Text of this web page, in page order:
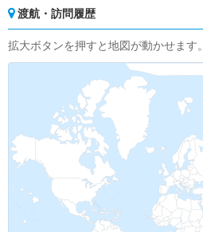
渡航・訪問履歴
拡大ボタンを押すと地図が動かせます。